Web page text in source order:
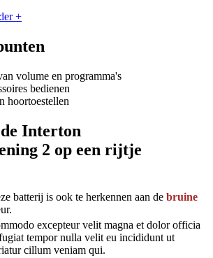
+
volume en programma's
bedienen
hoortoestellen
de Interton
2 op een rijtje
batterij is ook te herkennen aan de bruine
excepteur velit magna et dolor officia
tempor nulla velit eu incididunt ut
cillum veniam qui.